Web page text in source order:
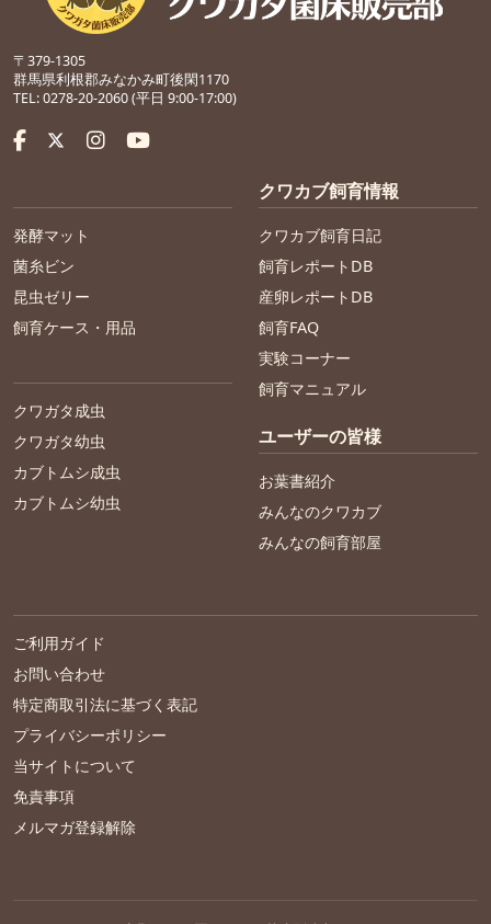
〒379-1305
群馬県利根郡みなかみ町後閑1170
TEL: 0278-20-2060 (平日 9:00-17:00)
発酵マット
菌糸ビン
昆虫ゼリー
飼育ケース・用品
クワガタ成虫
クワガタ幼虫
カブトムシ成虫
カブトムシ幼虫
クワカブ飼育情報
クワカブ飼育日記
飼育レポートDB
産卵レポートDB
飼育FAQ
実験コーナー
飼育マニュアル
ユーザーの皆様
お葉書紹介
みんなのクワカブ
みんなの飼育部屋
ご利用ガイド
お問い合わせ
特定商取引法に基づく表記
プライバシーポリシー
当サイトについて
免責事項
メルマガ登録解除